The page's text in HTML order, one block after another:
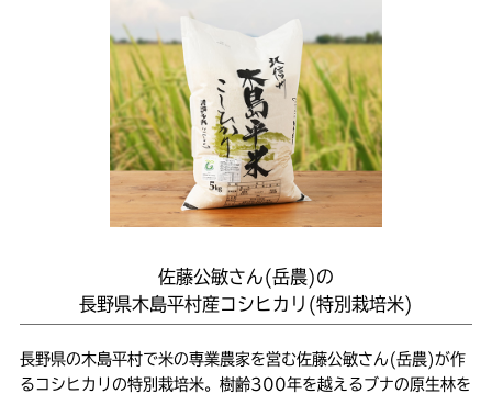
佐藤公敏さん(岳農)の
長野県木島平村産コシヒカリ(特別栽培米)
長野県の木島平村で米の専業農家を営む佐藤公敏さん(岳農)が作
るコシヒカリの特別栽培米。樹齢300年を越えるブナの原生林を